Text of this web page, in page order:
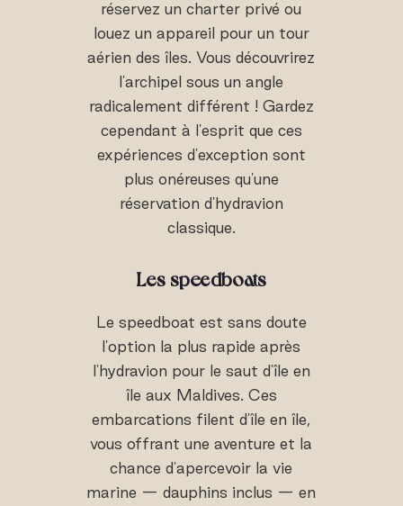
réservez un charter privé ou
louez un appareil pour un tour
aérien des îles. Vous découvrirez
l'archipel sous un angle
radicalement différent ! Gardez
cependant à l'esprit que ces
expériences d'exception sont
plus onéreuses qu'une
réservation d'hydravion
classique.
Les speedboats
Le speedboat est sans doute
l'option la plus rapide après
l'hydravion pour le saut d'île en
île aux Maldives. Ces
embarcations filent d'île en île,
vous offrant une aventure et la
chance d'apercevoir la vie
marine — dauphins inclus — en